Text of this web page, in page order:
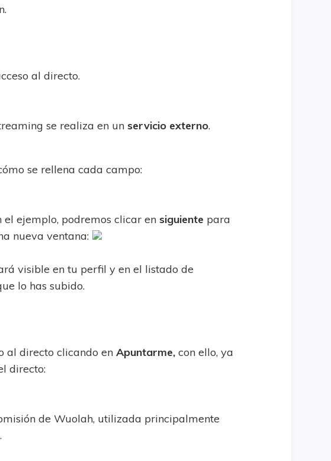
al directo.
se realiza en un servicio externo.
se rellena cada campo:
el ejemplo, podremos clicar en siguiente para
nueva ventana:
visible en tu perfil y en el listado de
lo has subido.
al directo clicando en Apuntarme, con ello, ya
del directo:
de Wuolah, utilizada principalmente